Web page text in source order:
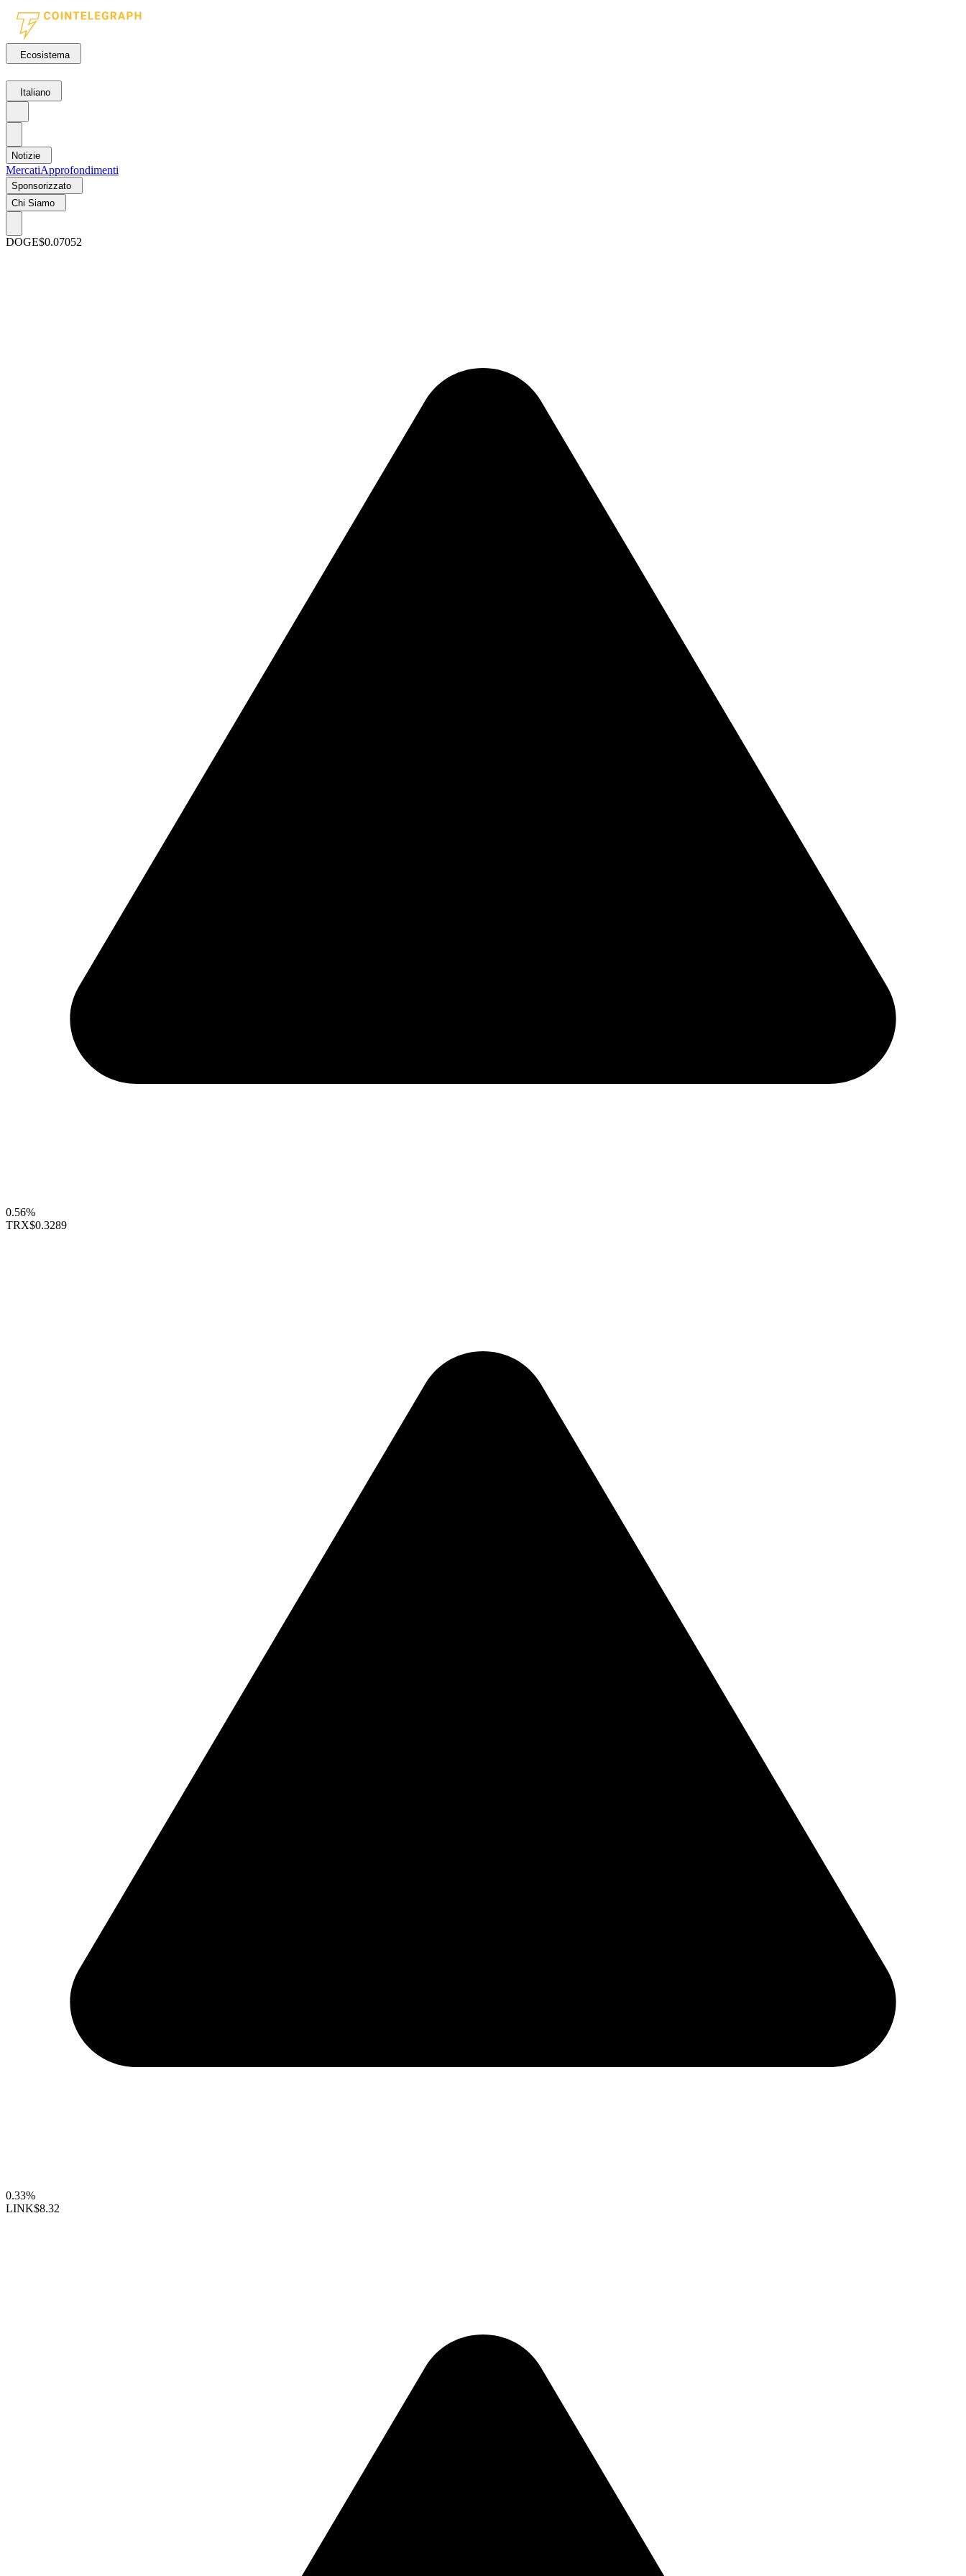
Ecosistema
Italiano
Notizie
MercatiApprofondimenti
Sponsorizzato
Chi Siamo
DOGE$0.07052
0.56%
TRX$0.3289
0.33%
LINK$8.32